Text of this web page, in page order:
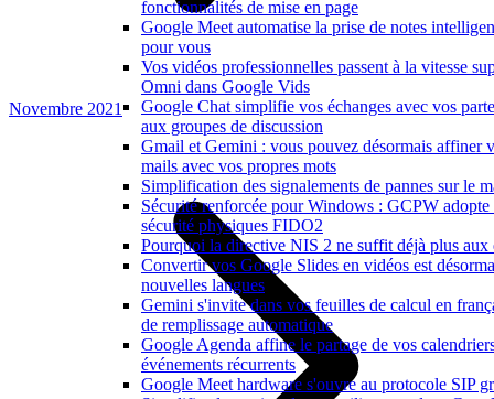
fonctionnalités de mise en page
Google Meet automatise la prise de notes
pour vous
Vos vidéos professionnelles passent à la vitesse
Omni dans Google Vids
Google Chat simplifie vos échanges avec vos
aux groupes de discussion
Gmail et Gemini : vous pouvez désormais affiner
mails avec vos propres mots
Simplification des signalements de pannes sur le
Sécurité renforcée pour Windows : GCPW adopte
sécurité physiques FIDO2
Pourquoi la directive NIS 2 ne suffit déjà plus aux
Convertir vos Google Slides en vidéos est
nouvelles langues
Gemini s'invite dans vos feuilles de calcul en
de remplissage automatique
Google Agenda affine le partage de vos
événements récurrents
Google Meet hardware s'ouvre au protocole SIP
Novembre 2021